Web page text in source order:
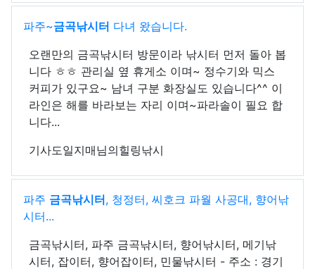
파주~금곡낚시터 다녀 왔습니다.
오랜만의 금곡낚시터 방문이라 낚시터 먼저 돌아 봅
니다 ㅎㅎ 관리실 옆 휴게소 이며~ 정수기와 믹스
커피가 있구요~ 남녀 구분 화장실도 있습니다^^ 이
라인은 해를 바라보는 자리 이며~파라솔이 필요 합
니다...
기사도일지매님의힐링낚시
파주 금곡낚시터, 청정터, 씨호크 파월 사공대, 향어낚
시터...
금곡낚시터, 파주 금곡낚시터, 향어낚시터, 메기낚
시터, 잡이터, 향어잡이터, 민물낚시터 - 주소 : 경기